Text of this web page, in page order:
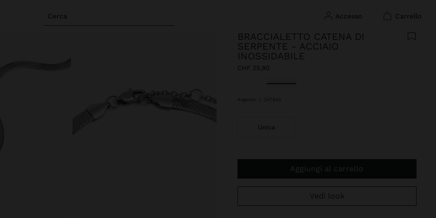
Cerca accesso carrello
BRACCIALETTO CATENA DI
SERPENTE - ACCIAIO
INOSSIDABILE
CHF 25,90
Selezionato
Argento 247842
Unica
Aggiungi al carrello
Vedi look